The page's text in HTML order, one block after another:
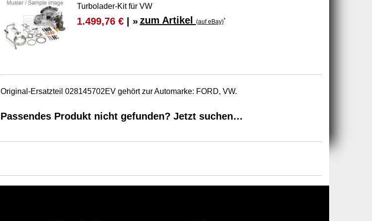
Turbolader-Kit für VW
1.499,76 €| » zum Artikel (auf eBay)*
Original-Ersatzteil 028145702EV gehört zur Automarke: FORD, VW.
Passendes Produkt nicht gefunden? Jetzt suchen…